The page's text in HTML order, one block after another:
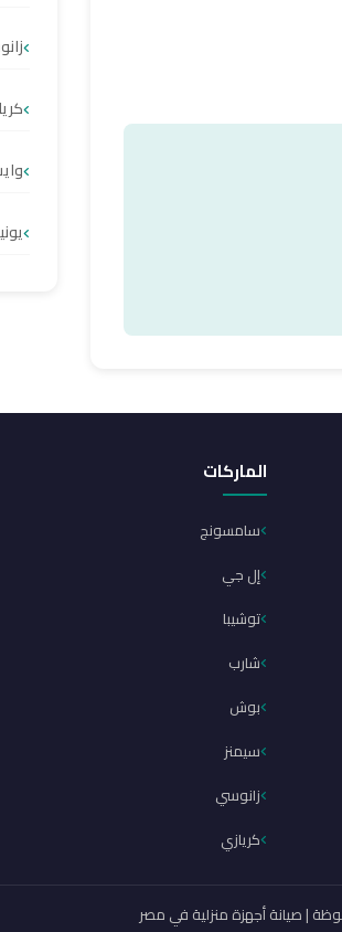
الماركات
سامسونج
إل جي
توشيبا
شارب
بوش
سيمنز
زانوسي
كريازي